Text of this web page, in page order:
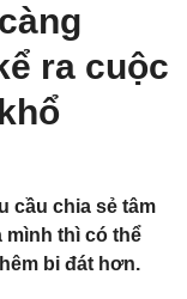
ra cuộc
cầu chia sẻ tâm
mình thì có thể
bi đát hơn.